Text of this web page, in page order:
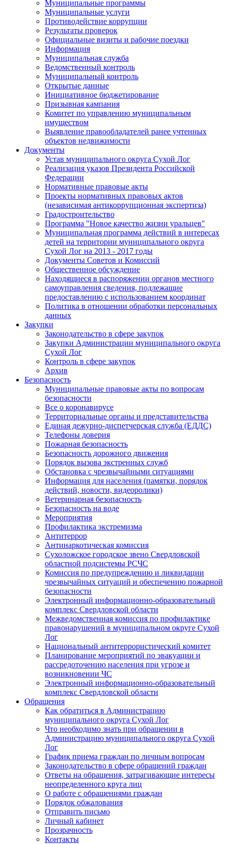
Муниципальные программы
Муниципальные услуги
Противодействие коррупции
Результаты проверок
Официальные визиты и рабочие поездки
Информация
Муниципальная служба
Ведомственный контроль
Муниципальный контроль
Открытые данные
Инициативное бюджетирование
Призывная кампания
Комитет по управлению муниципальным
имуществом
Выявление правообладателей ранее учтенных
объектов недвижимости
Документы
Устав муниципального округа Сухой Лог
Реализация указов Президента Российской
Федерации
Нормативные правовые акты
Проекты нормативных правовых актов
(независимая антикоррупционная экспертиза)
Градостроительство
Программа "Новое качество жизни уральцев"
Муниципальная программа действий в интересах
детей на территории муниципального округа
Сухой Лог на 2013 - 2017 годы
Документы Советов и Комиссий
Общественное обсуждение
Находящиеся в распоряжении органов местного
самоуправления сведения, подлежащие
предоставлению с использованием координат
Политика в отношении обработки персональных
данных
Закупки
Законодательство в сфере закупок
Закупки Администрации муниципального округа
Сухой Лог
Контроль в сфере закупок
Архив
Безопасность
Муниципальные правовые акты по вопросам
безопасности
Все о коронавирусе
Территориальные органы и представительства
Единая дежурно-диспетчерская служба (ЕДДС)
Телефоны доверия
Пожарная безопасность
Безопасность дорожного движения
Порядок вызова экстренных служб
Обстановка с чрезвычайными ситуациями
Информация для населения (памятки, порядок
действий, новости, видеоролики)
Ветеринарная безопасность
Безопасность на воде
Мероприятия
Профилактика экстремизма
Антитеррор
Антинаркотическая комиссия
Сухоложское городское звено Свердловской
областной подсистемы РСЧС
Комиссия по предупреждению и ликвидации
чрезвычайных ситуаций и обеспечению пожарной
безопасности
Электронный информационно-образовательный
комплекс Cвердловской области
Межведомственная комиссия по профилактике
правонарушений в муниципальном округе Сухой
Лог
Национальный антитеррористический комитет
Планирование мероприятий по эвакуации и
рассредоточению населения при угрозе и
возникновении ЧС
Электронный информационно-образовательный
комплекс Свердловской области
Обращения
Как обратиться в Администрацию
муниципального округа Сухой Лог
Что необходимо знать при обращении в
Администрацию муниципального округа Сухой
Лог
График приема граждан по личным вопросам
Законодательство в сфере обращений граждан
Ответы на обращения, затрагивающие интересы
неопределенного круга лиц
О работе с обращениями граждан
Порядок обжалования
Отправить письмо
Личный кабинет
Прозрачность
Контакты